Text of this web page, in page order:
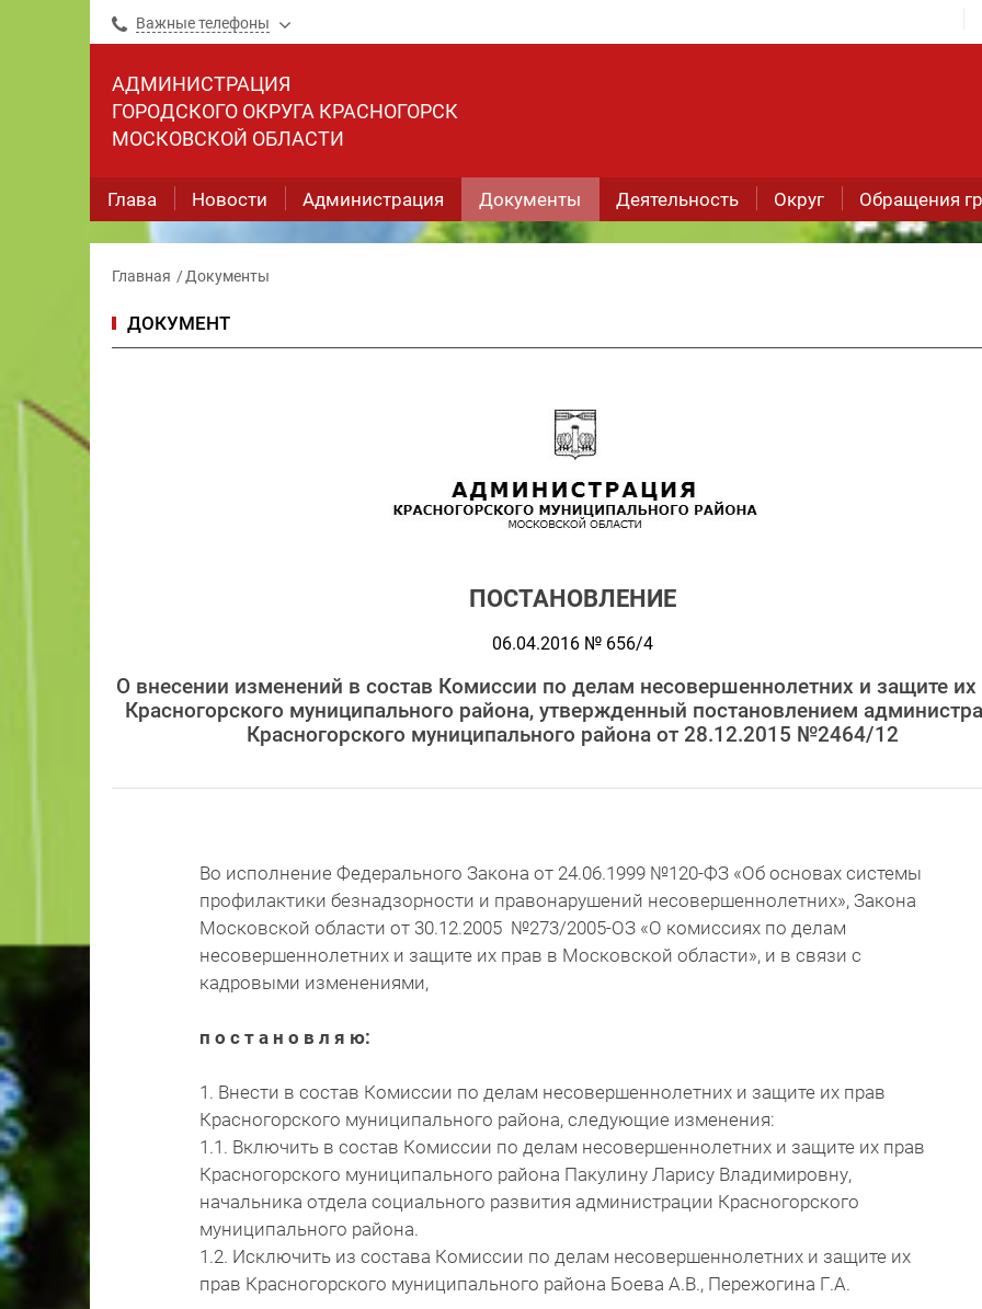
Важные телефоны
АДМИНИСТРАЦИЯ
ГОРОДСКОГО ОКРУГА КРАСНОГОРСК
МОСКОВСКОЙ ОБЛАСТИ
Глава Новости Администрация Документы Деятельность Округ Обращения
Главная Документы
ДОКУМЕНТ
ПОСТАНОВЛЕНИЕ
06.04.2016 № 656/4
О внесении изменений в состав Комиссии по делам несовершеннолетних и защите их
Красногорского муниципального района, утвержденный постановлением
Красногорского муниципального района от 28.12.2015 №2464/12
Во исполнение Федерального Закона от 24.06.1999 №120-ФЗ «Об основах системы
профилактики безнадзорности и правонарушений несовершеннолетних», Закона
Московской области от 30.12.2005 №273/2005-ОЗ «О комиссиях по делам
несовершеннолетних и защите их прав в Московской области», и в связи с
кадровыми изменениями,
п о с т а н о в л я ю:
1. Внести в состав Комиссии по делам несовершеннолетних и защите их прав
Красногорского муниципального района, следующие изменения:
1.1. Включить в состав Комиссии по делам несовершеннолетних и защите их прав
Красногорского муниципального района Пакулину Ларису Владимировну,
начальника отдела социального развития администрации Красногорского
муниципального района.
1.2. Исключить из состава Комиссии по делам несовершеннолетних и защите их
прав Красногорского муниципального района Боева А.В., Пережогина Г.А.